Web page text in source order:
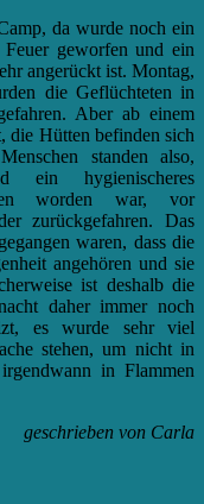
da wurde noch ein
geworfen und ein
angerückt ist. Montag,
die Geflüchteten in
Aber ab einem
die Hütten befinden sich
standen also,
ein hygienischeres
worden war, vor
zurückgefahren. Das
waren, dass die
angehören und sie
ist deshalb die
daher immer noch
es wurde sehr viel
stehen, um nicht in
in Flammen
geschrieben von Carla